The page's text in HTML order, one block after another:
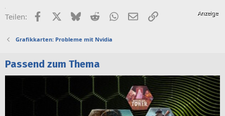
Teilen: FacebookX (Twitter)
BlueskyRedditWhatsApp
E-MailLink
Grafikkarten: Probleme mit Nvidia
Passend zum Thema